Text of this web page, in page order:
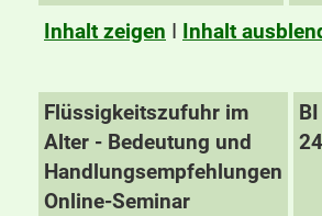
Inhalt zeigen I Inhalt
Flüssigkeitszufuhr im
Alter - Bedeutung und
Handlungsempfehlungen
Online-Seminar
BI
24